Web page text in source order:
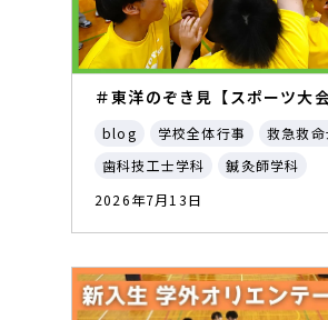
＃東洋のぞき見【スポーツ大会
blog 学校全体行事
救急救
歯科技工士学科
鍼灸師学科
2026年7月13日